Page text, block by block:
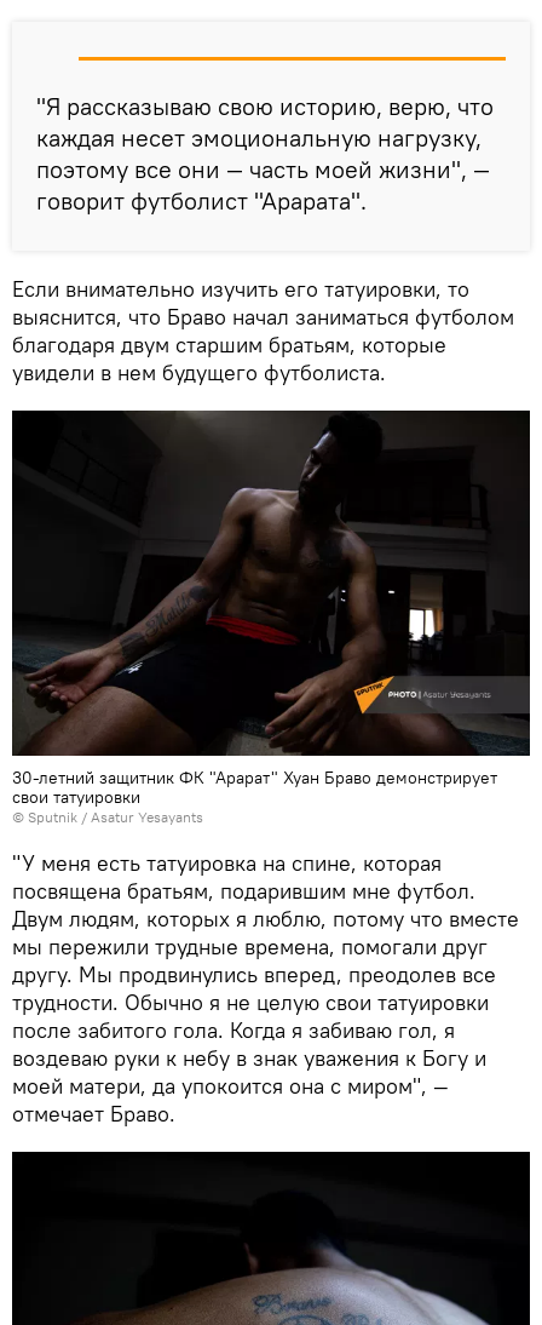
"Я рассказываю свою историю, верю, что
каждая несет эмоциональную нагрузку,
поэтому все они — часть моей жизни", —
говорит футболист "Арарата".
Если внимательно изучить его татуировки, то
выяснится, что Браво начал заниматься футболом
благодаря двум старшим братьям, которые
увидели в нем будущего футболиста.
30-летний защитник ФК "Арарат" Хуан Браво демонстрирует
свои татуировки
© Sputnik / Asatur Yesayants
"У меня есть татуировка на спине, которая
посвящена братьям, подарившим мне футбол.
Двум людям, которых я люблю, потому что вместе
мы пережили трудные времена, помогали друг
другу. Мы продвинулись вперед, преодолев все
трудности. Обычно я не целую свои татуировки
после забитого гола. Когда я забиваю гол, я
воздеваю руки к небу в знак уважения к Богу и
моей матери, да упокоится она с миром", —
отмечает Браво.